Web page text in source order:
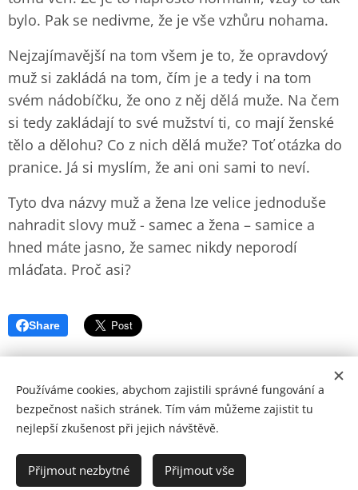
bylo. Pak se nedivme, že je vše vzhůru nohama.
Nejzajímavější na tom všem je to, že opravdový
muž si zakládá na tom, čím je a tedy i na tom
svém nádobíčku, že ono z něj dělá muže. Na čem
si tedy zakládají to své mužství ti, co mají ženské
tělo a dělohu? Co z nich dělá muže? Toť otázka do
pranice. Já si myslím, že ani oni sami to neví.
Tyto dva názvy muž a žena lze velice jednoduše
nahradit slovy muž - samec a žena – samice a
hned máte jasno, že samec nikdy neporodí
mláďata. Proč asi?
Share
© Copyright by Zohran 2024 | Všechna práva vyhrazena.
Používáme cookies, abychom zajistili správné fungování a
bezpečnost našich stránek. Tím vám můžeme zajistit tu
nejlepší zkušenost při jejich návštěvě.
Přijmout nezbytné Přijmout vše